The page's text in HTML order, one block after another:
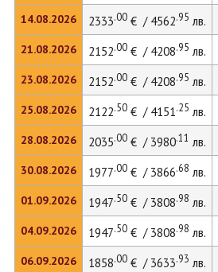
14.08.2026
21.08.2026
23.08.2026
25.08.2026
28.08.2026
30.08.2026
01.09.2026
04.09.2026
06.09.2026
2333.00€ / 4562.95 лв.
2152.00€ / 4208.95 лв.
2152.00€ / 4208.95 лв.
2122.50€ / 4151.25 лв.
2035.00€ / 3980.11 лв.
1977.00€ / 3866.68 лв.
1947.50€ / 3808.98 лв.
1947.50€ / 3808.98 лв.
1858.00€ / 3633.93 лв.